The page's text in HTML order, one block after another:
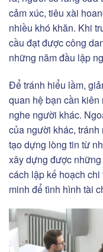
cảm xúc, tiêu xài
nhiều khó khăn. Khi
cầu đạt được công
những năm đầu lập
Để tránh hiểu lầm,
quan hệ bạn cần
nghe người khác.
của người khác,
tạo dựng lòng tin từ
xây dựng được
cách lập kế hoạch
minh để tình hình tài